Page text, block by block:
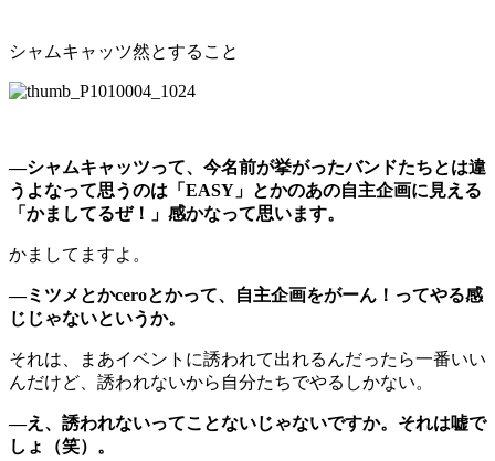
シャムキャッツ然とすること
―シャムキャッツって、今名前が挙がったバンドたちとは違
うよなって思うのは「EASY」とかのあの自主企画に見える
「かましてるぜ！」感かなって思います。
かましてますよ。
―ミツメとかceroとかって、自主企画をがーん！ってやる感
じじゃないというか。
それは、まあイベントに誘われて出れるんだったら一番いい
んだけど、誘われないから自分たちでやるしかない。
―え、誘われないってことないじゃないですか。それは嘘で
しょ（笑）。